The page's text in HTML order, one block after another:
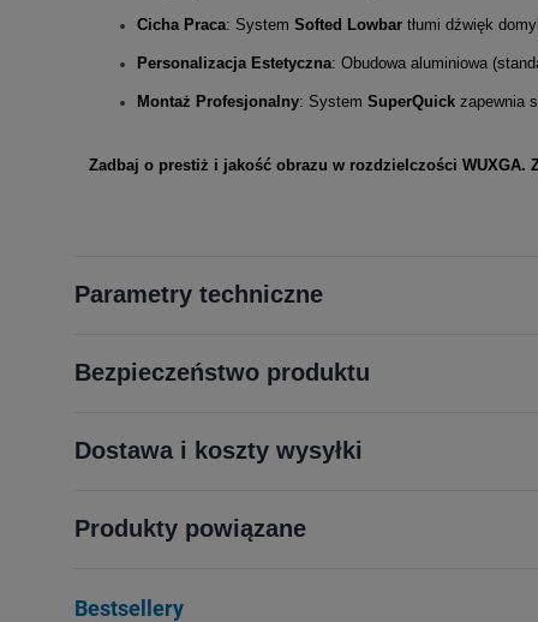
Cicha Praca: System Softed Lowbar tłumi dźwięk
Personalizacja Estetyczna: Obudowa aluminiowa
Montaż Profesjonalny: System SuperQuick zapewnia
Zadbaj o prestiż i jakość obrazu w rozdzielczości WUXGA.
Parametry techniczne
Bezpieczeństwo produktu
Dostawa i koszty wysyłki
Produkty powiązane
Bestsellery